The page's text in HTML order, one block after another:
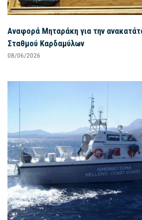
Αναφορά Μηταράκη για την
Σταθμού Καρδαμύλων
08/06/2026